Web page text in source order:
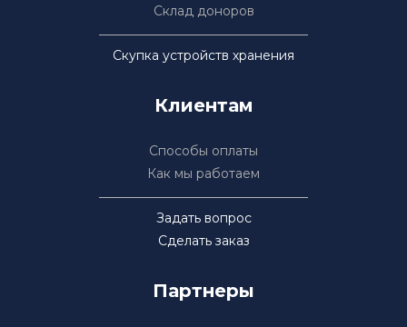
Склад доноров
Скупка устройств хранения
Клиентам
Способы оплаты
Как мы работаем
Задать вопрос
Сделать заказ
Партнеры